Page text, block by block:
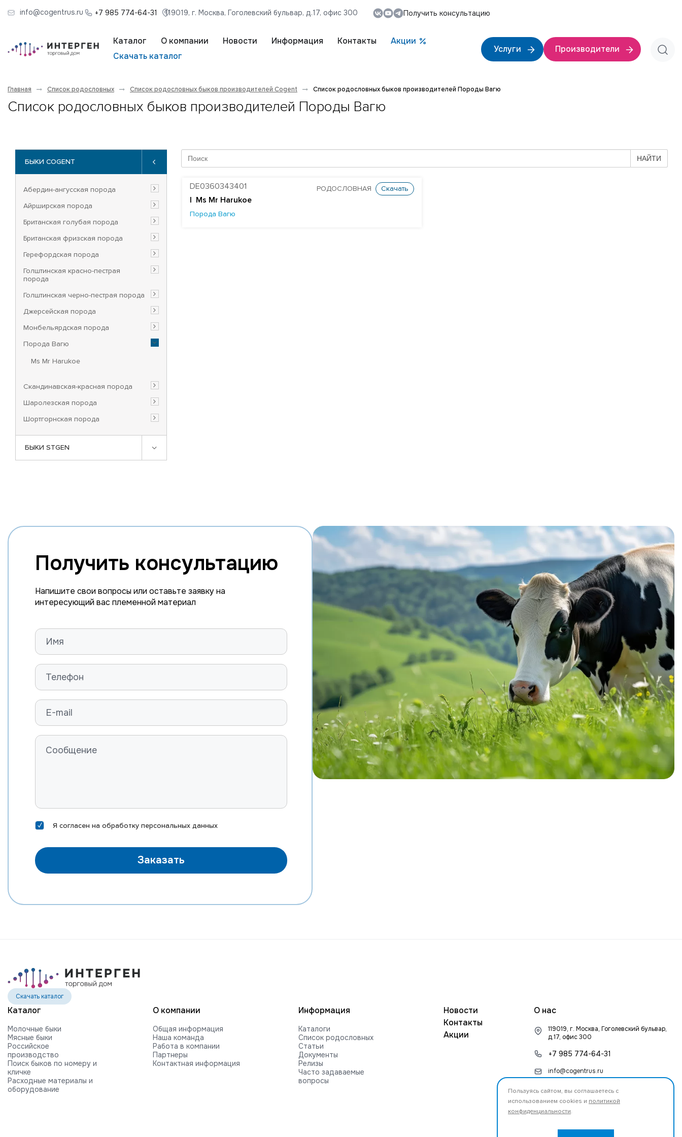
info@cogentrus.ru +7 985 774-64-31 119019, г. Москва, Гоголевский бульвар, д.17, офис 300 Получить консультацию
Каталог О компании Новости Информация Контакты
Акции
Скачать каталог
Услуги Производители
Главная Список родословных Список родословных быков производителей Cogent Список родословных быков производителей Породы Вагю
Список родословных быков производителей Породы Вагю
БЫКИ COGENT
Абердин-ангусская порода
Айрширская порода
Британская голубая порода
Британская фризская порода
Герефордская порода
Голштинская красно-пестрая
порода
Голштинская черно-пестрая порода
Джерсейская порода
Монбельярдская порода
Порода Вагю
Ms Mr Harukoe
Скандинавская-красная порода
Шаролезская порода
Шортгорнская порода
БЫКИ STGEN
НАЙТИ
DE0360343401
| Ms Mr Harukoe
Порода Вагю
РОДОСЛОВНАЯ Скачать
Получить консультацию
Напишите свои вопросы или оставьте заявку на
интересующий вас племенной материал
Я согласен на обработку персональных данных
Заказать
Скачать каталог
Каталог
Молочные быки
Мясные быки
Российское
производство
Поиск быков по номеру и
кличке
Расходные материалы и
оборудование
О компании
Общая информация
Наша команда
Работа в компании
Партнеры
Контактная информация
Информация
Каталоги
Список родословных
Статьи
Документы
Релизы
Часто задаваемые
вопросы
Новости
Контакты
Акции
О нас
119019, г. Москва, Гоголевский бульвар,
д.17, офис 300
+7 985 774-64-31
info@cogentrus.ru
Пользуясь сайтом, вы соглашаетесь с
использованием cookies и политикой
конфиденциальности.